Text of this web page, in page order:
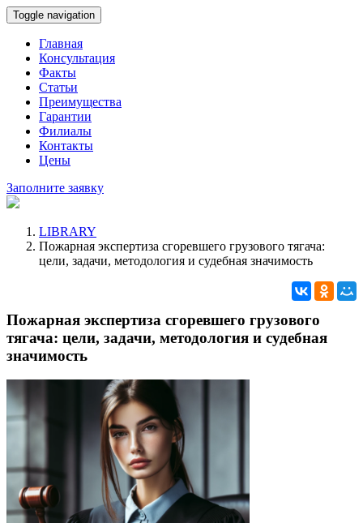
Toggle navigation
Главная
Консультация
Факты
Статьи
Преимущества
Гарантии
Филиалы
Контакты
Цены
Заполните заявку
LIBRARY
Пожарная экспертиза сгоревшего грузового тягача:
цели, задачи, методология и судебная значимость
Пожарная экспертиза сгоревшего грузового
тягача: цели, задачи, методология и судебная
значимость